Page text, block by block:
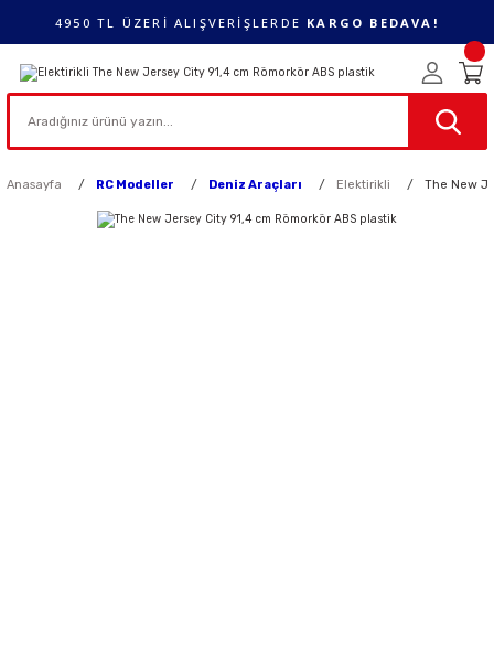
4950 TL ÜZERİ ALIŞVERİŞLERDE KARGO BEDAVA!
Anasayfa RC Modeller Deniz Araçları Elektirikli The New